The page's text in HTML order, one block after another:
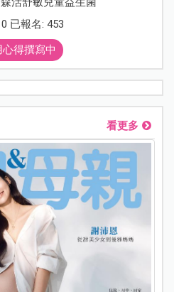
已報名: 453
心得撰寫中
看更多